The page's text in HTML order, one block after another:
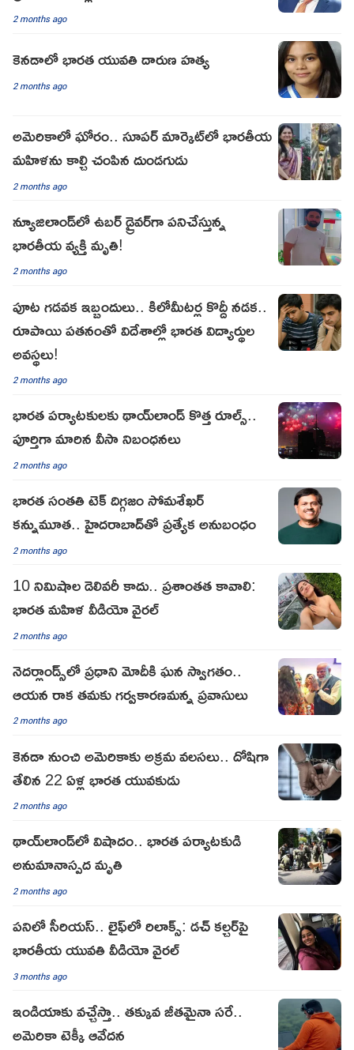
2 months ago
కెనడాలో భారత యువతి దారుణ హత్య
2 months ago
అమెరికాలో ఘోరం.. సూప‌ర్ మార్కెట్‌లో భార‌తీయ
మ‌హిళ‌ను కాల్చి చంపిన దుండ‌గుడు
2 months ago
న్యూజిలాండ్‌లో ఉబర్ డ్రైవర్‌గా పనిచేస్తున్న
భారతీయ వ్యక్తి మృతి!
2 months ago
పూట గడవక ఇబ్బందులు.. కిలోమీటర్ల కొద్దీ నడక..
రూపాయి పతనంతో విదేశాల్లో భారత విద్యార్థుల
అవస్థలు!
2 months ago
భారత పర్యాటకులకు థాయ్‌లాండ్ కొత్త రూల్స్..
పూర్తిగా మారిన‌ వీసా నిబంధనలు
2 months ago
భారత సంతతి టెక్ దిగ్గజం సోమశేఖర్
కన్నుమూత.. హైదరాబాద్‌తో ప్రత్యేక అనుబంధం
2 months ago
10 నిమిషాల డెలివరీ కాదు.. ప్రశాంతత కావాలి:
భారత మహిళ వీడియో వైరల్
2 months ago
నెదర్లాండ్స్‌లో ప్రధాని మోదీకి ఘన స్వాగతం..
ఆయన రాక త‌మ‌కు గర్వకారణమ‌న్న ప్ర‌వాసులు
2 months ago
కెనడా నుంచి అమెరికాకు అక్రమ వలసలు.. దోషిగా
తేలిన 22 ఏళ్ల భారత యువకుడు
2 months ago
థాయ్‌లాండ్‌లో విషాదం.. భారత పర్యాటకుడి
అనుమానాస్పద మృతి
2 months ago
పనిలో సీరియస్.. లైఫ్‌లో రిలాక్స్: డచ్ కల్చర్‌పై
భారతీయ యువతి వీడియో వైరల్
3 months ago
ఇండియాకు వచ్చేస్తా.. తక్కువ జీతమైనా సరే..
అమెరికా టెక్కీ ఆవేదన